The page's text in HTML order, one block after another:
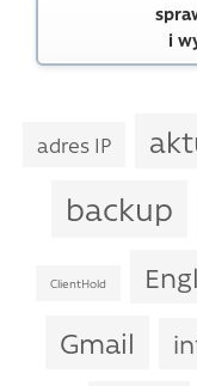
i
adres IP
backup
ClientHold
Gmail